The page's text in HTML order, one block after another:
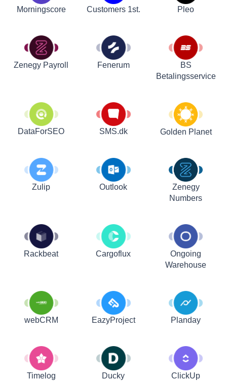
Morningscore Customers 1st. Pleo
Zenegy Payroll Fenerum
BS
Betalingsservice
DataForSEO SMS.dk Golden Planet
Zulip Outlook
Zenegy
Numbers
Rackbeat Cargoflux
Ongoing
Warehouse
webCRM EazyProject Planday
Timelog Ducky ClickUp